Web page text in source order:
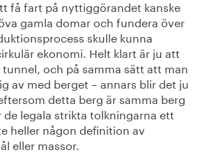
få fart på nyttiggörandet kanske
gamla domar och fundera över
skulle kunna
ekonomi. Helt klart är ju att
och på samma sätt att man
av med berget – annars blir det ju
detta berg är samma berg
legala strikta tolkningarna ett
heller någon definition av
eller massor.